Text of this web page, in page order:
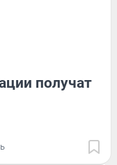
получат